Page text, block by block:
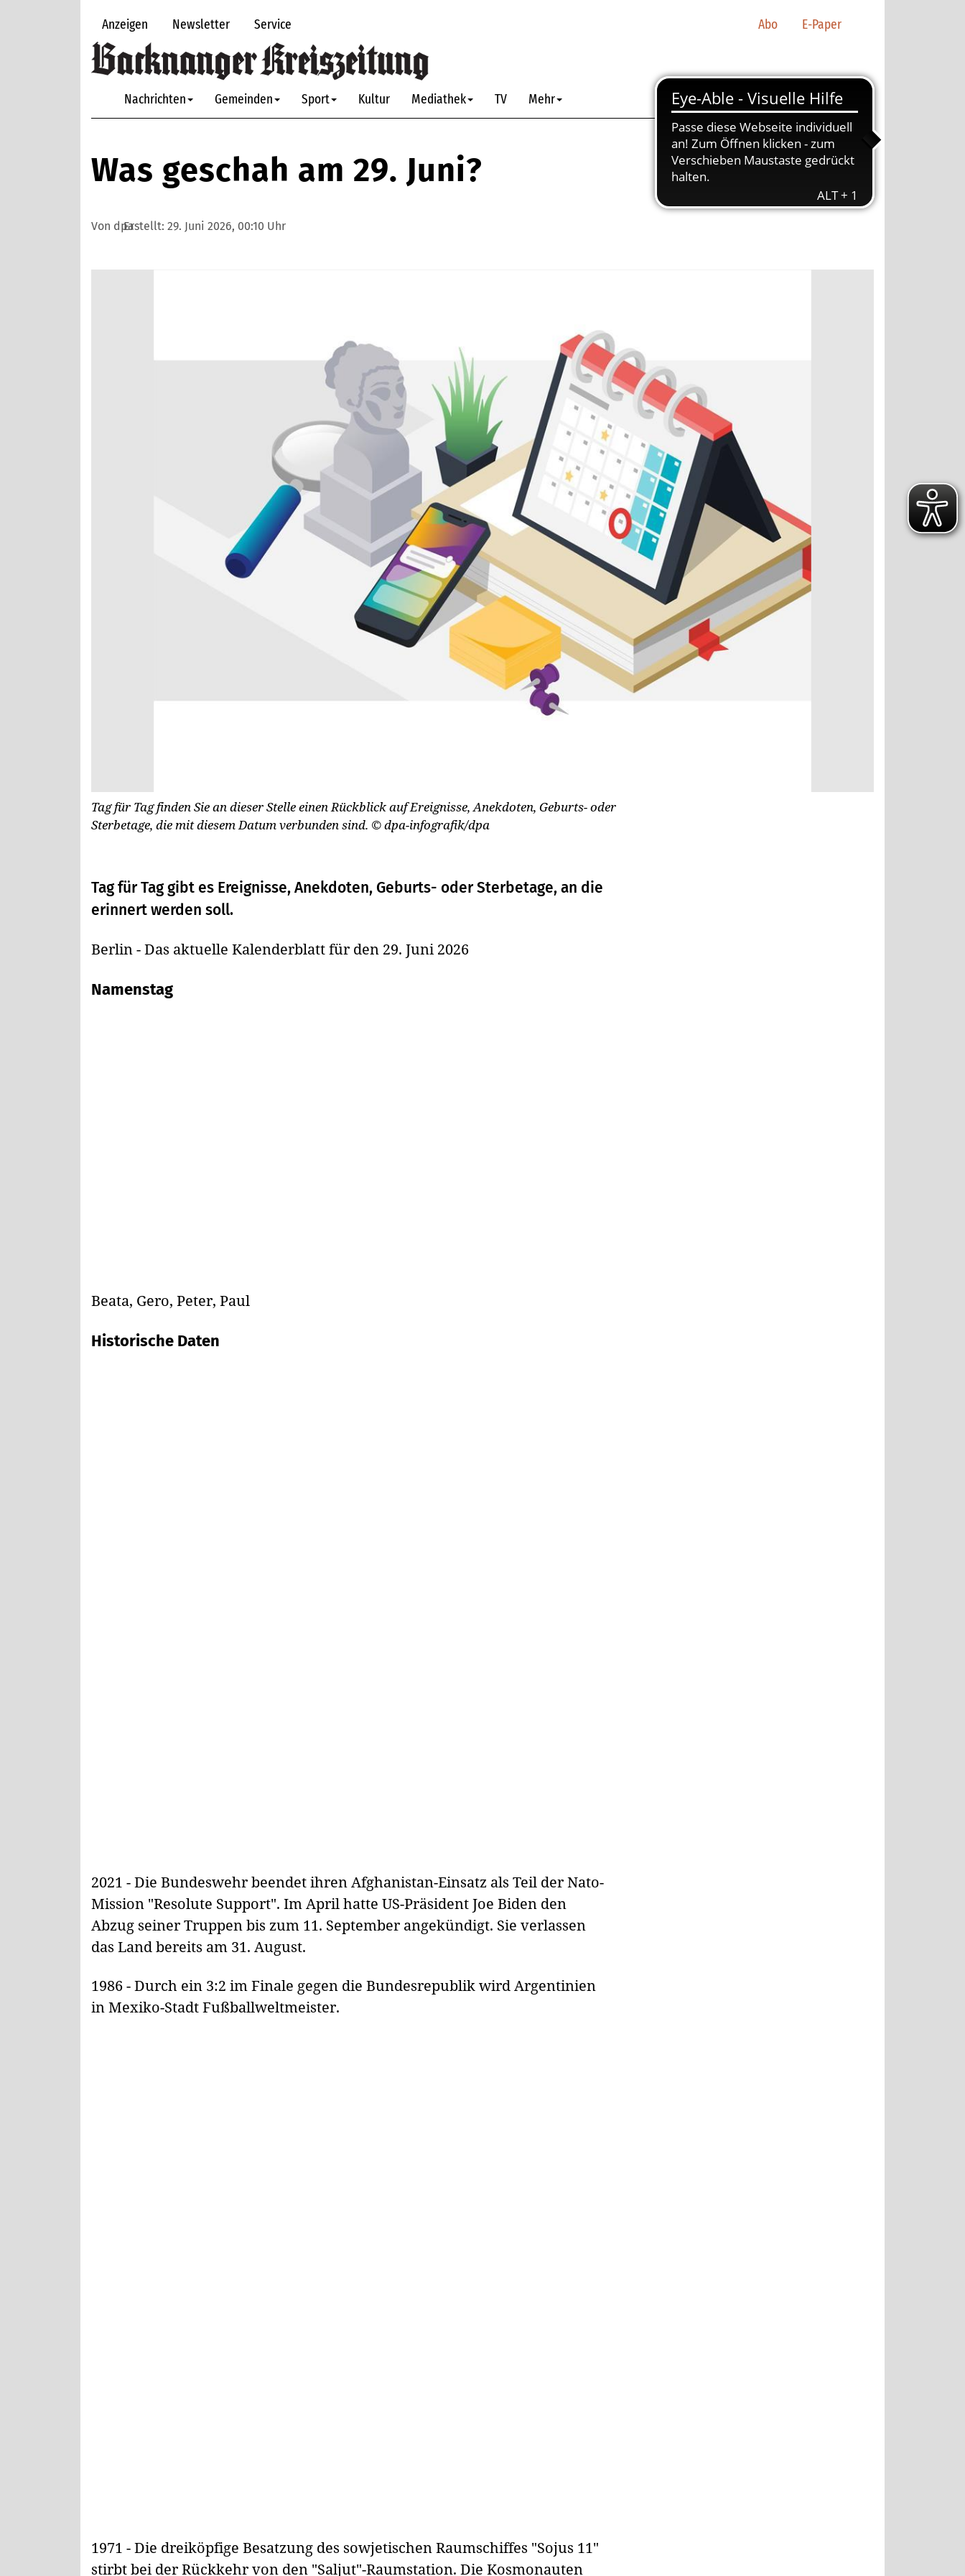
Anzeigen Newsletter Service Abo E-Paper
Nachrichten Gemeinden Sport Kultur Mediathek TV Mehr
Was geschah am 29. Juni?
Von dpaErstellt: 29. Juni 2026, 00:10 Uhr
Tag für Tag finden Sie an dieser Stelle einen Rückblick auf Ereignisse, Anekdoten, Geburts- oder
Sterbetage, die mit diesem Datum verbunden sind. © dpa-infografik/dpa
Tag für Tag gibt es Ereignisse, Anekdoten, Geburts- oder Sterbetage, an die
erinnert werden soll.
Berlin - Das aktuelle Kalenderblatt für den 29. Juni 2026
Namenstag
Beata, Gero, Peter, Paul
Historische Daten
2021 - Die Bundeswehr beendet ihren Afghanistan-Einsatz als Teil der Nato-
Mission "Resolute Support". Im April hatte US-Präsident Joe Biden den
Abzug seiner Truppen bis zum 11. September angekündigt. Sie verlassen
das Land bereits am 31. August.
1986 - Durch ein 3:2 im Finale gegen die Bundesrepublik wird Argentinien
in Mexiko-Stadt Fußballweltmeister.
1971 - Die dreiköpfige Besatzung des sowjetischen Raumschiffes "Sojus 11"
stirbt bei der Rückkehr von den "Saljut"-Raumstation. Die Kosmonauten